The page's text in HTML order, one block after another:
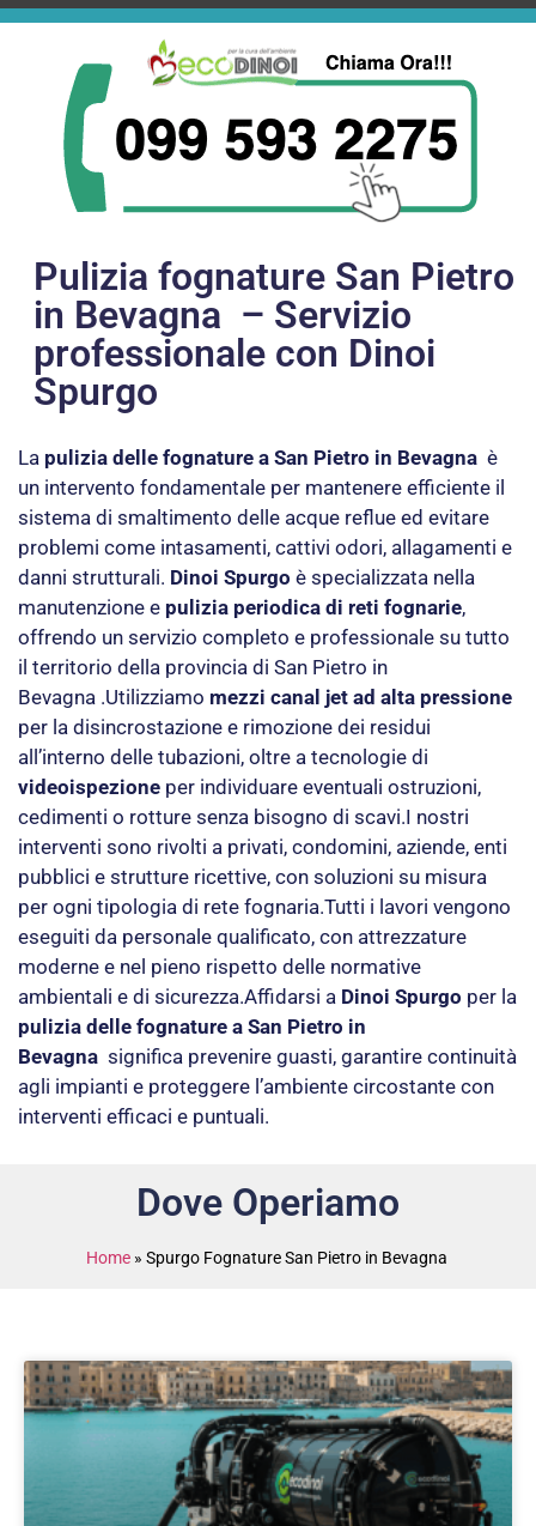
Pulizia fognature San Pietro
in Bevagna – Servizio
professionale con Dinoi
Spurgo
La pulizia delle fognature a San Pietro in Bevagna è
un intervento fondamentale per mantenere efficiente il
sistema di smaltimento delle acque reflue ed evitare
problemi come intasamenti, cattivi odori, allagamenti e
danni strutturali. Dinoi Spurgo è specializzata nella
manutenzione e pulizia periodica di reti fognarie,
offrendo un servizio completo e professionale su tutto
il territorio della provincia di San Pietro in
Bevagna .Utilizziamo mezzi canal jet ad alta pressione
per la disincrostazione e rimozione dei residui
all’interno delle tubazioni, oltre a tecnologie di
videoispezione per individuare eventuali ostruzioni,
cedimenti o rotture senza bisogno di scavi.I nostri
interventi sono rivolti a privati, condomini, aziende, enti
pubblici e strutture ricettive, con soluzioni su misura
per ogni tipologia di rete fognaria.Tutti i lavori vengono
eseguiti da personale qualificato, con attrezzature
moderne e nel pieno rispetto delle normative
ambientali e di sicurezza.Affidarsi a Dinoi Spurgo per la
pulizia delle fognature a San Pietro in
Bevagna significa prevenire guasti, garantire continuità
agli impianti e proteggere l’ambiente circostante con
interventi efficaci e puntuali.
Dove Operiamo
Home» Spurgo Fognature San Pietro in Bevagna